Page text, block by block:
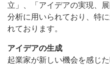
立」、「アイデアの実現、
分析に用いられており、特
れております。
アイデアの生成
起業家が新しい機会を感じ